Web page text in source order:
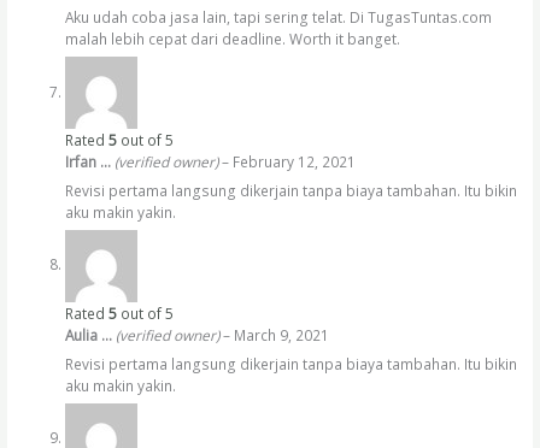
Aku udah coba jasa lain, tapi sering telat. Di TugasTuntas.com
malah lebih cepat dari deadline. Worth it banget.
Rated 5out of 5
Irfan … (verified owner) – February 12, 2021
Revisi pertama langsung dikerjain tanpa biaya tambahan. Itu bikin
aku makin yakin.
Rated 5out of 5
Aulia … (verified owner) – March 9, 2021
Revisi pertama langsung dikerjain tanpa biaya tambahan. Itu bikin
aku makin yakin.